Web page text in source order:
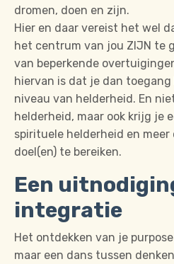
dromen, doen en zijn.
Hier en daar vereist het wel
het centrum van jou ZIJN te
van beperkende
hiervan is dat je dan
niveau van helderheid. En
helderheid, maar ook krijg je
spirituele helderheid en
doel(en) te bereiken.
Een
integratie
Het ontdekken van je
maar een dans tussen